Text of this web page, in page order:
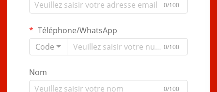
0/100
Téléphone/WhatsApp
Code
0/100
Nom
0/100